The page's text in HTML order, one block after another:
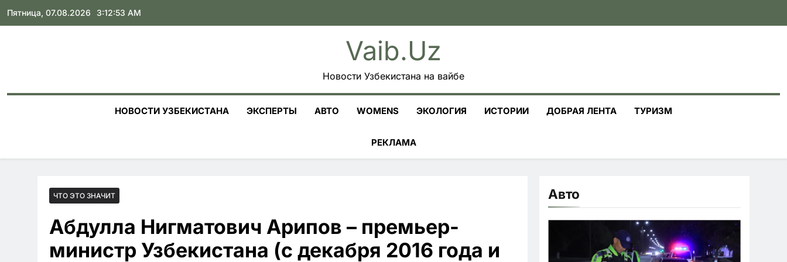
Skip
Пятница, 07.08.2026 3:12:54 AM
Vaib.uz
Новости Узбекистана на вайбе
НОВОСТИ УЗБЕКИСТАНА ЭКСПЕРТЫ АВТО WOMENS ЭКОЛОГИЯ ИСТОРИИ ДОБРАЯ ЛЕНТА ТУРИЗМ
РЕКЛАМА
ЧТО ЭТО ЗНАЧИТ
Абдулла Нигматович Арипов – премьер-
министр Узбекистана (с декабря 2016 года и
Авто